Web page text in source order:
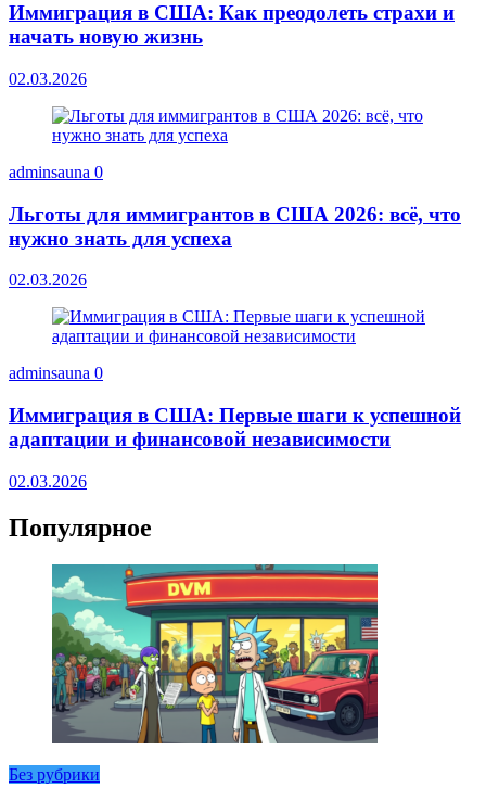
Иммиграция в США: Как преодолеть страхи и
начать новую жизнь
02.03.2026
adminsauna 0
Льготы для иммигрантов в США 2026: всё, что
нужно знать для успеха
02.03.2026
adminsauna 0
Иммиграция в США: Первые шаги к успешной
адаптации и финансовой независимости
02.03.2026
Популярное
Без рубрики